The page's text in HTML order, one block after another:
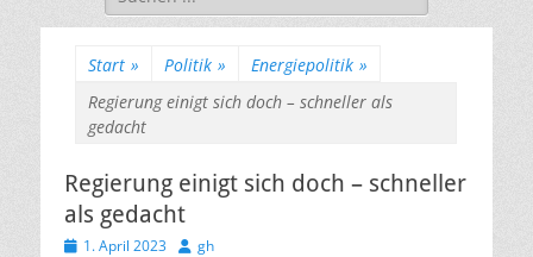
nach:
Start » Politik » Energiepolitik »
Regierung einigt sich doch – schneller als
gedacht
Regierung einigt sich doch – schneller
als gedacht
Veröffentlicht
1. April 2023 Autor
gh